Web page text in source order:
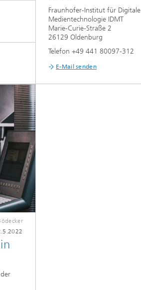
Fraunhofer-Institut für Digitale
Medientechnologie IDMT
Marie-Curie-Straße 2
26129 Oldenburg
Telefon +49 441 80097-312
E-Mail senden